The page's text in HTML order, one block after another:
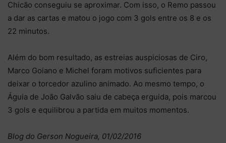
Chicão conseguiu se aproximar. Com isso, o Remo passou
a dar as cartas e matou o jogo com 3 gols entre os 8 e os
22 minutos.
Além do bom resultado, as estreias auspiciosas de Ciro,
Marco Goiano e Michel foram motivos suficientes para
deixar o torcedor azulino animado. Ao mesmo tempo, o
Águia de João Galvão saiu de cabeça erguida, pois marcou
3 gols e equilibrou a partida em muitos momentos.
Blog do Gerson Nogueira, 01/02/2016